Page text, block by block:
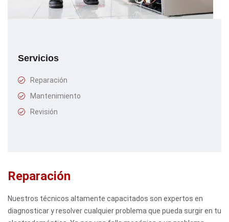
Servicios
Reparación
Mantenimiento
Revisión
Reparación
Nuestros técnicos altamente capacitados son expertos en
diagnosticar y resolver cualquier problema que pueda surgir en tu